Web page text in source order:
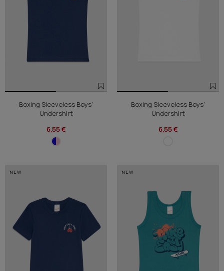
Boxing Sleeveless Boys'
Undershirt
6,55 €
Boxing Sleeveless Boys'
Undershirt
6,55 €
NEW NEW